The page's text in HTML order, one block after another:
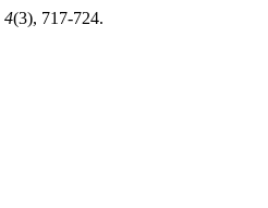
4(3), 717-724.